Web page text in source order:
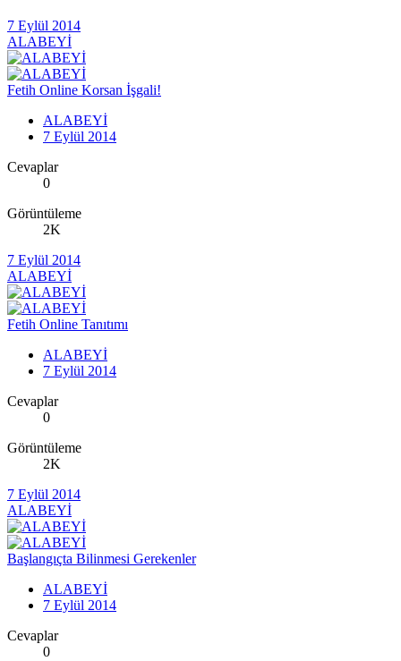
7 Eylül 2014
ALABEYİ
Fetih Online Korsan İşgali!
ALABEYİ
7 Eylül 2014
Cevaplar
0
Görüntüleme
2K
7 Eylül 2014
ALABEYİ
Fetih Online Tanıtımı
ALABEYİ
7 Eylül 2014
Cevaplar
0
Görüntüleme
2K
7 Eylül 2014
ALABEYİ
Başlangıçta Bilinmesi Gerekenler
ALABEYİ
7 Eylül 2014
Cevaplar
0